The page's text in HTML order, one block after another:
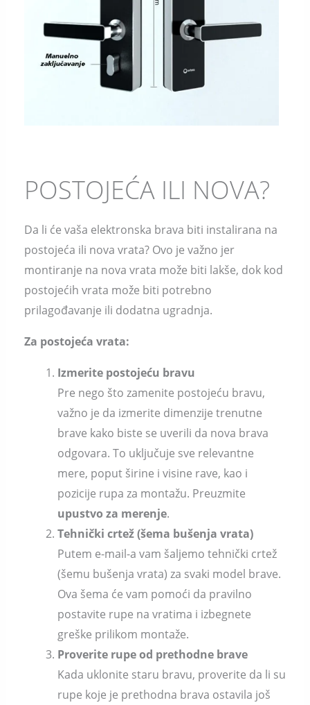
POSTOJEĆA ILI NOVA?
Da li će vaša elektronska brava biti instalirana na
postojeća ili nova vrata? Ovo je važno jer
montiranje na nova vrata može biti lakše, dok kod
postojećih vrata može biti potrebno
prilagođavanje ili dodatna ugradnja.
Za postojeća vrata:
Izmerite postojeću bravu
Pre nego što zamenite postojeću bravu,
važno je da izmerite dimenzije trenutne
brave kako biste se uverili da nova brava
odgovara. To uključuje sve relevantne
mere, poput širine i visine rave, kao i
pozicije rupa za montažu. Preuzmite
upustvo za merenje.
Tehnički crtež (šema bušenja vrata)
Putem e-mail-a vam šaljemo tehnički crtež
(šemu bušenja vrata) za svaki model brave.
Ova šema će vam pomoći da pravilno
postavite rupe na vratima i izbegnete
greške prilikom montaže.
Proverite rupe od prethodne brave
Kada uklonite staru bravu, proverite da li su
rupe koje je prethodna brava ostavila još